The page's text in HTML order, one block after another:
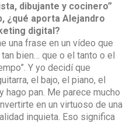
dibujante y cocinero”
¿qué aporta Alejandro
digital?
una frase en un vídeo que
bien… que o el tanto o el
Y yo decidí que
el bajo, el piano, el
hago pan. Me parece mucho
en un virtuoso de una
inquieta. Eso significa